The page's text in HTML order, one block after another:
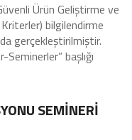
Ürün Geliştirme ve
bilgilendirme
gerçekleştirilmiştir.
başlığı
SEMİNERİ